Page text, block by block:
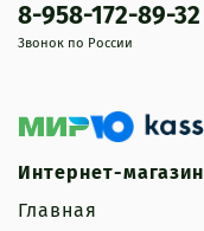
Интернет-магазин
Главная
8-958-172-89-32
Звонок по России